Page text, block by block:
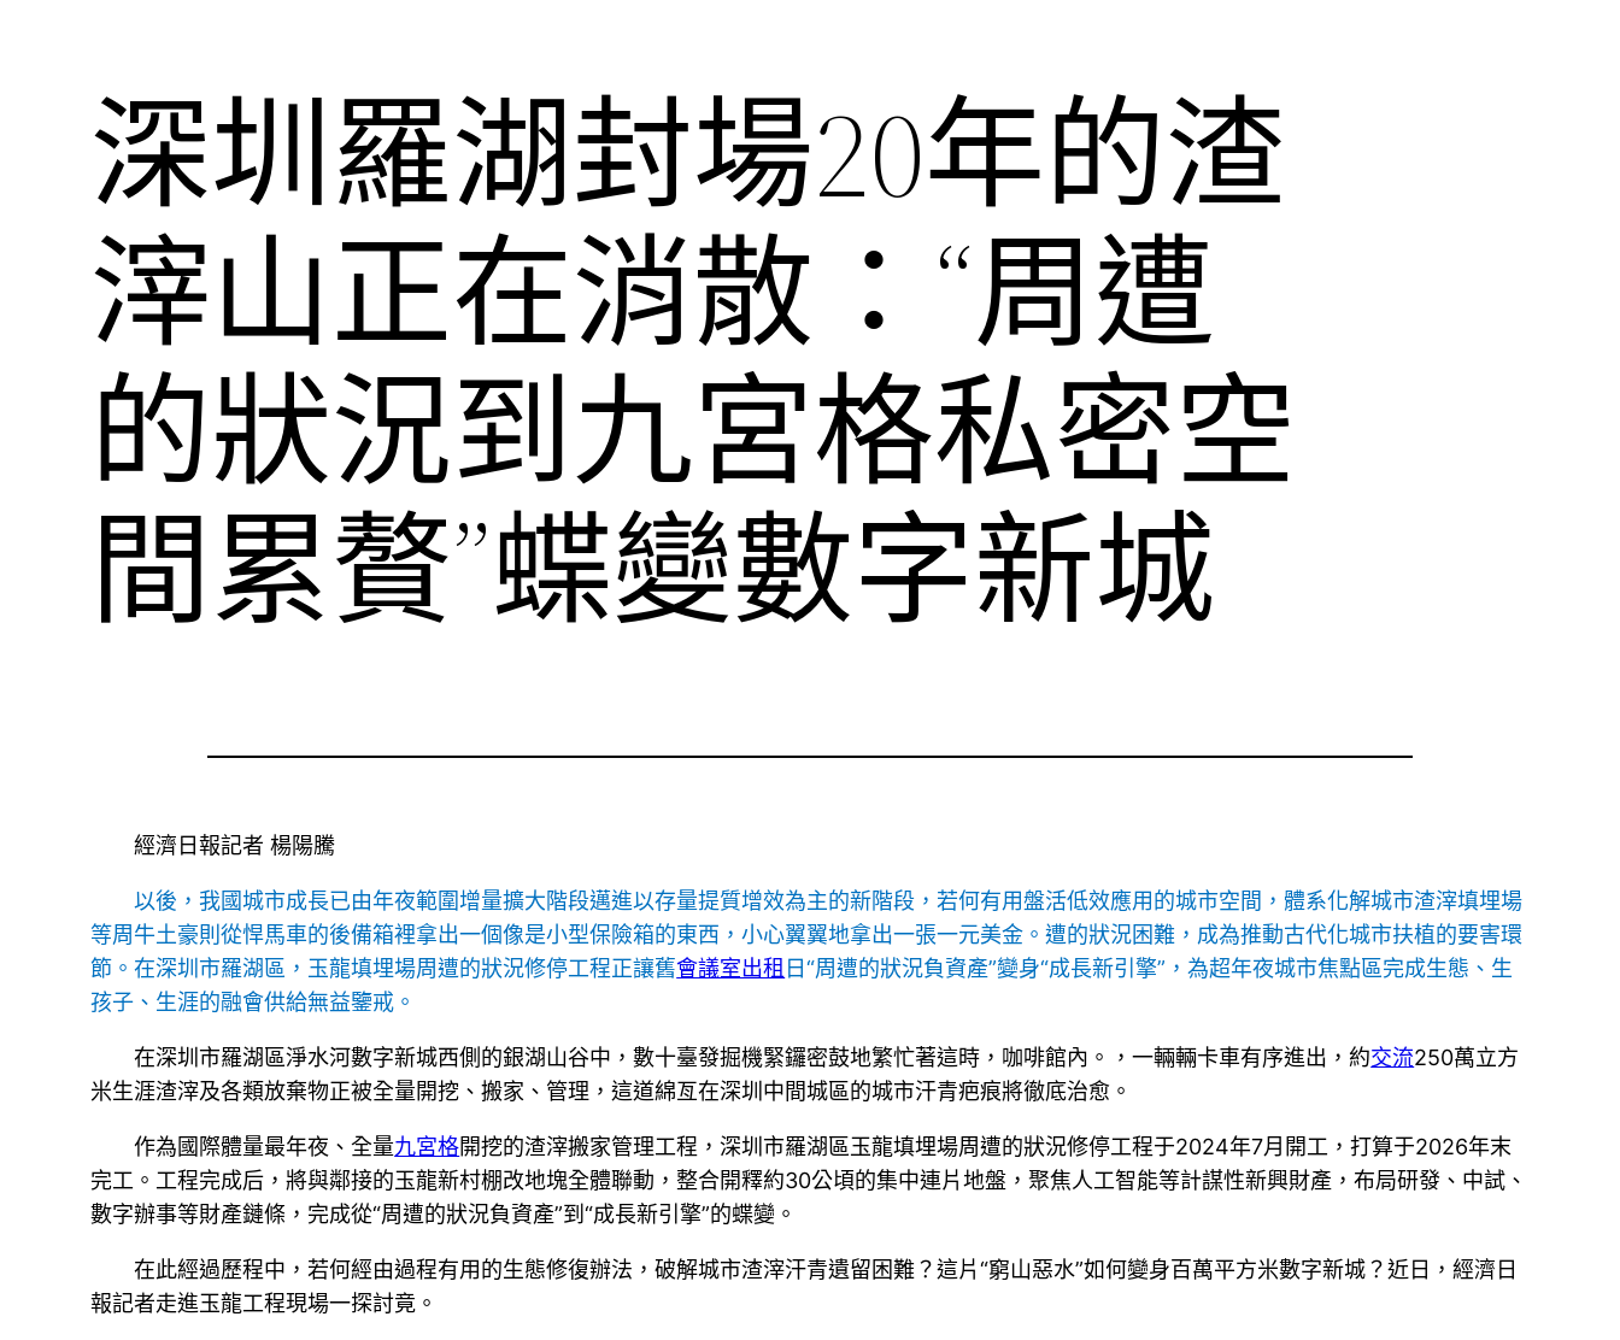
深圳羅湖封場20年的渣
滓山正在消散：“周遭
的狀況到九宮格私密空
間累贅”蝶變數字新城
經濟日報記者 楊陽騰
以後，我國城市成長已由年夜範圍增量擴大階段邁進以存量提質增效為主的新階段，若何有用盤活低效應用的城市空間，體系化解城市渣滓填埋場
等周牛土豪則從悍馬車的後備箱裡拿出一個像是小型保險箱的東西，小心翼翼地拿出一張一元美金。遭的狀況困難，成為推動古代化城市扶植的要害環
節。在深圳市羅湖區，玉龍填埋場周遭的狀況修停工程正讓舊會議室出租 日“周遭的狀況負資產”變身“成長新引擎”，為超年夜城市焦點區完成生態、生
孩子、生涯的融會供給無益鑒戒。
在深圳市羅湖區淨水河數字新城西側的銀湖山谷中，數十臺發掘機緊鑼密鼓地繁忙著這時，咖啡館內。，一輛輛卡車有序進出，約交流250萬立方
米生涯渣滓及各類放棄物正被全量開挖、搬家、管理，這道綿亙在深圳中間城區的城市汗青疤痕將徹底治愈。
作為國際體量最年夜、全量九宮格開挖的渣滓搬家管理工程，深圳市羅湖區玉龍填埋場周遭的狀況修停工程于2024年7月開工，打算于2026年末
完工。工程完成后，將與鄰接的玉龍新村棚改地塊全體聯動，整合開釋約30公頃的集中連片地盤，聚焦人工智能等計謀性新興財產，布局研發、中試、
數字辦事等財產鏈條，完成從“周遭的狀況負資產”到“成長新引擎”的蝶變。
在此經過歷程中，若何經由過程有用的生態修復辦法，破解城市渣滓汗青遺留困難？這片“窮山惡水”如何變身百萬平方米數字新城？近日，經濟日
報記者走進玉龍工程現場一探討竟。